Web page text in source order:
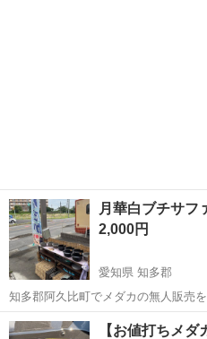
月華白ブチサフ
2,000円
愛知県 知多郡
知多郡阿久比町でメダカの無人販売
カを出したいと思います
愛知 知多郡 その他 月華
【お値打ちメ